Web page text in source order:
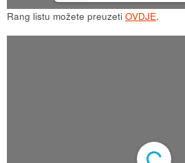
Rang listu možete preuzeti OVDJE.